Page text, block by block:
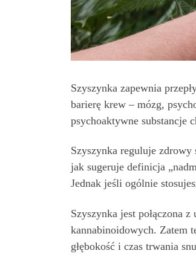
Szyszynka zapewnia
barierę krew – mózg,
psychoaktywne substancje
Szyszynka reguluje zdrowy
jak sugeruje definicja
Jednak jeśli ogólnie
Szyszynka jest połączona
kannabinoidowych. Zatem
głębokość i czas trwania